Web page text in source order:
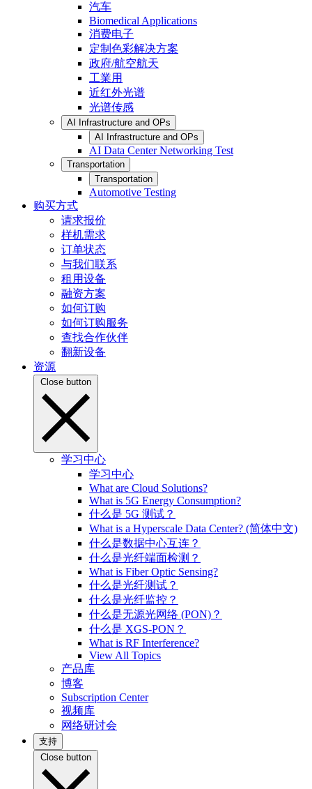
汽车
Biomedical Applications
消费电子
定制色彩解决方案
政府/航空航天
工業用
近红外光谱
光谱传感
AI Infrastructure and OPs
AI Infrastructure and OPs
AI Data Center Networking Test
Transportation
Transportation
Automotive Testing
购买方式
请求报价
样机需求
订单状态
与我们联系
租用设备
融资方案
如何订购
如何订购服务
查找合作伙伴
翻新设备
资源
Close button
学习中心
学习中心
What are Cloud Solutions?
What is 5G Energy Consumption?
什么是 5G 测试？
What is a Hyperscale Data Center? (简体中文)
什么是数据中心互连？
什么是光纤端面检测？
What is Fiber Optic Sensing?
什么是光纤测试？
什么是光纤监控？
什么是无源光网络 (PON)？
什么是 XGS-PON？
What is RF Interference?
View All Topics
产品库
博客
Subscription Center
视频库
网络研讨会
支持
Close button